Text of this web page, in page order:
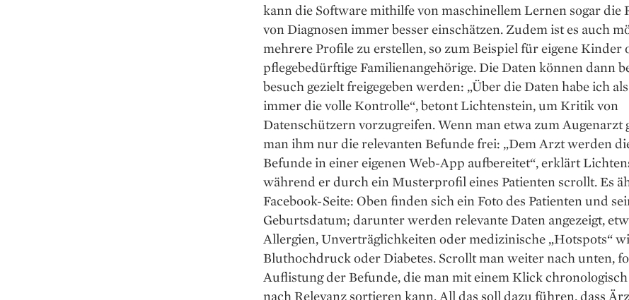
kann die Software mithilfe von maschinellem Lernen sogar die
von Dia­gnosen immer besser einschätzen. Zudem ist es auch
mehrere Profile zu erstellen, so zum Beispiel für eigene Kinder
pflege­bedürftige Familienangehörige. Die Daten können dann
besuch gezielt freigegeben werden: „Über die Daten habe ich
immer die volle Kontrolle“, betont Lichtenstein, um Kritik von
Datenschützern vorzugreifen. Wenn man etwa zum Augenarzt
man ihm nur die relevanten Befunde frei: „Dem Arzt werden
Befunde in einer eigenen Web-App aufbereitet“, erklärt
während er durch ein Musterprofil eines Patienten scrollt. Es
Facebook-Seite: Oben finden sich ein Foto des Patienten und
Geburtsdatum; darunter werden relevante Daten angezeigt,
Allergien, Unverträglichkeiten oder medizinische „Hotspots“
Bluthochdruck oder Diabetes. Scrollt man weiter nach unten,
Auflistung der Befunde, die man mit einem Klick
nach Relevanz sortieren kann. All das soll dazu führen, dass